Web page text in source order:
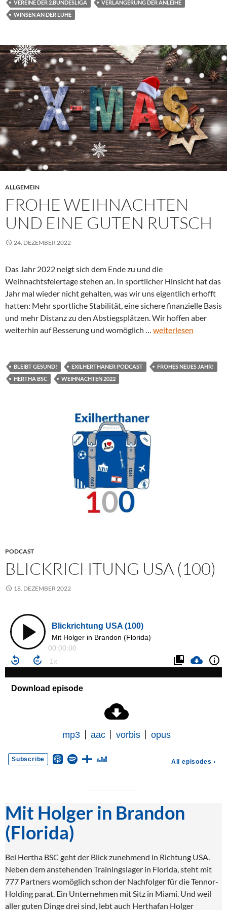
VEREINE DER 2.BUNDESLIGA
VERLÄNGERUNG DER ANLEIHE
WINSEN AN DER LUHE
ALLGEMEIN
FROHE WEIHNACHTEN
UND EINE GUTEN RUTSCH
24. DEZEMBER 2022
Das Jahr 2022 neigt sich dem Ende zu und die
Weihnachtsfeiertage stehen an. In sportlicher Hinsicht hat das
Jahr mal wieder nicht gehalten, was wir uns eigentlich erhofft
hatten: Mehr sportliche Stabilität, eine sichere finanzielle Basis
und mehr Distanz zu den Abstiegsplätzen. Wir hoffen aber
weiterhin auf Besserung und womöglich … weiterlesen
BLEIBT GESUND! EXILHERTHANER PODCAST
FROHES NEUES JAHR!
HERTHA BSC
WEIHNACHTEN 2022
PODCAST
BLICKRICHTUNG USA (100)
18. DEZEMBER 2022
Mit Holger in Brandon
(Florida)
Bei Hertha BSC geht der Blick zunehmend in Richtung USA.
Neben dem anstehenden Trainingslager in Florida, steht mit
777 Partners womöglich schon der Nachfolger für die Tennor-
Holding parat. Ein Unternehmen mit Sitz in Miami. Und weil
aller guten Dinge drei sind, lebt auch Herthafan Holger